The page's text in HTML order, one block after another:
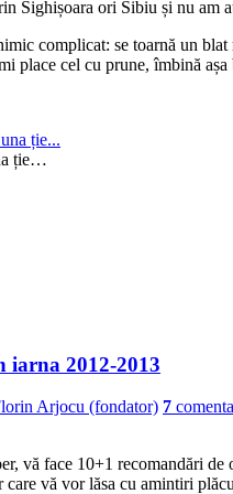
Sighișoara ori Sibiu și nu am
complicat: se toarnă un
place cel cu prune, îmbină
ție…
iarna 2012-2013
Arjocu (fondator) 7
vă face 10+1 recomandări
vă vor lăsa cu amintiri